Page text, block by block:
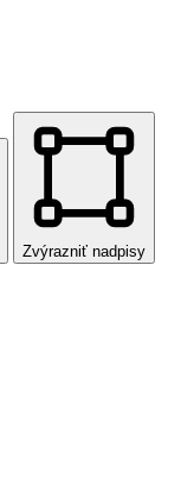
Zvýrazniť nadpisy